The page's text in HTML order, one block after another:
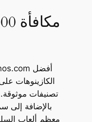
الكازينوهات
تصنيفات
معظم ألعاب